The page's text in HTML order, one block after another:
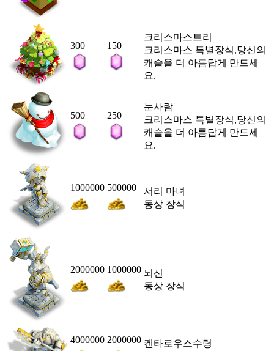
300 150
크리스마스트리
크리스마스 특별장식,당신의
캐슬을 더 아름답게 만드세
요.
500 250
눈사람
크리스마스 특별장식,당신의
캐슬을 더 아름답게 만드세
요.
1000000 500000
서리 마녀
동상 장식
2000000 1000000 뇌신
동상 장식
4000000 2000000 켄타로우스수령